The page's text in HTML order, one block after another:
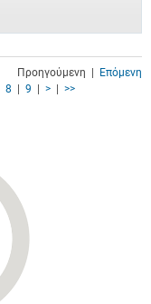
Προηγούμενη | Επόμενη
8 9 >| >>